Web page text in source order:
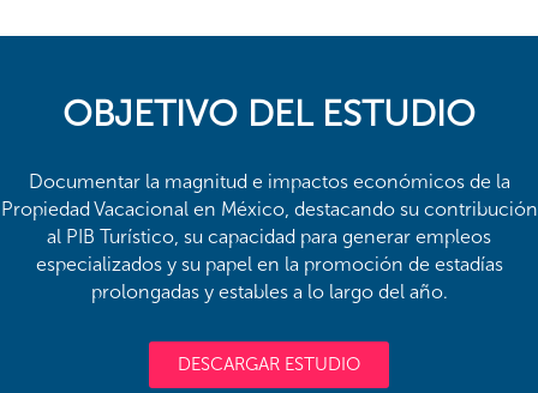
OBJETIVO DEL ESTUDIO
Documentar la magnitud e impactos económicos de la
Propiedad Vacacional en México, destacando su contribución
al PIB Turístico, su capacidad para generar empleos
especializados y su papel en la promoción de estadías
prolongadas y estables a lo largo del año.
DESCARGAR ESTUDIO